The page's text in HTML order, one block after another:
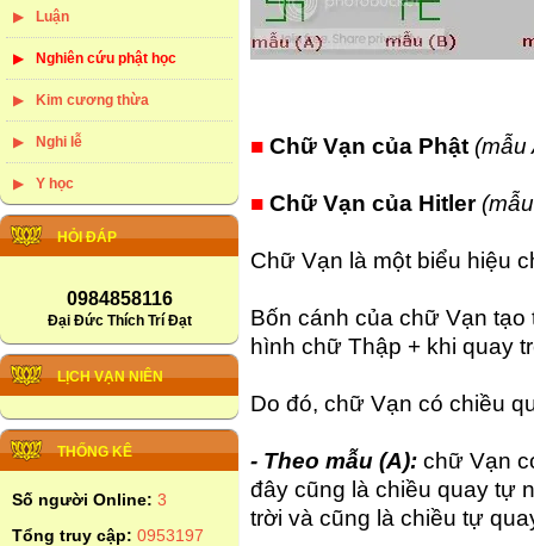
Luận
Nghiên cứu phật học
Kim cương thừa
Nghi lễ
Y học
HỎI ĐÁP
0984858116
Đại Đức Thích Trí Đạt
LỊCH VẠN NIÊN
THỐNG KÊ
Số người Online: 3
Tổng truy cập: 0953197
■ Chữ Vạn của Phật (mẫu
■ Chữ Vạn của Hitler
Chữ Vạn là một biểu hiệu
Bốn cánh của chữ Vạn
hình chữ Thập + khi quay
Do đó, chữ Vạn có chiều
- Theo mẫu (A): chữ Vạn
đây cũng là chiều quay tự
trời và cũng là chiều tự